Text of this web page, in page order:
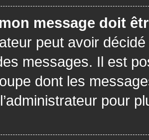
message doit
peut avoir
messages. Il est
dont les
pour